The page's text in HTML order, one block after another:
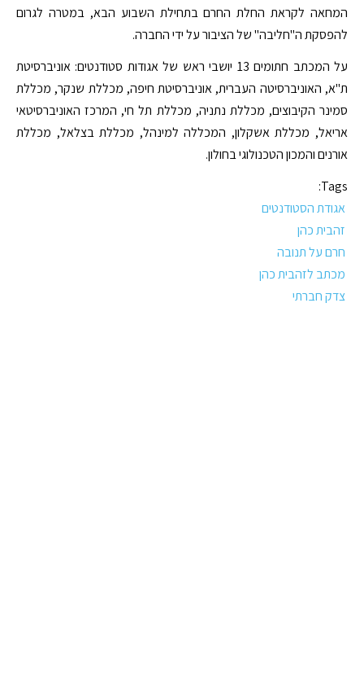
המחאה לקראת החלת החרם בתחילת השבוע הבא, במטרה לגרום
להפסקת ה"חליבה" של הציבור על ידי החברה.
על המכתב חתומים 13 יושבי ראש של אגודות סטודנטים: אוניברסיטת
ת"א, האוניברסיטה העברית, אוניברסיטת חיפה, מכללת שנקר, מכללת
סמינר הקיבוצים, מכללת נתניה, מכללת תל חי, המרכז האוניברסיטאי
אריאל, מכללת אשקלון, המכללה למינהל, מכללת בצלאל, מכללת
אורנים והמכון הטכנולוגי בחולון.
Tags:
אגודת הסטודנטים
זהבית כהן
חרם על תנובה
מכתב לזהבית כהן
צדק חברתי